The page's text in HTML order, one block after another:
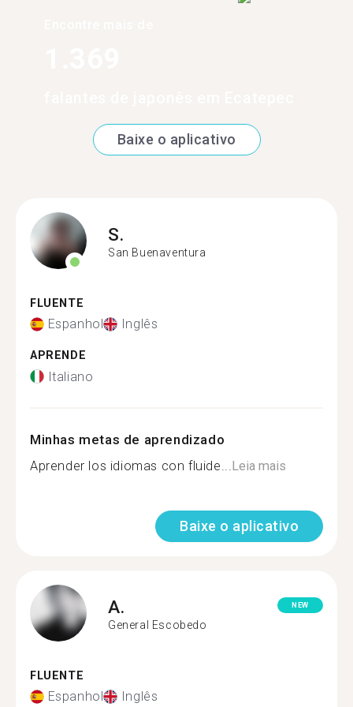
Baixe o aplicativo
S.
San Buenaventura
FLUENTE
Espanhol Inglês
APRENDE
Italiano
Minhas metas de aprendizado
Aprender los idiomas con fluide... Leia mais
Baixe o aplicativo
A.
General Escobedo
NEW
FLUENTE
Espanhol Inglês